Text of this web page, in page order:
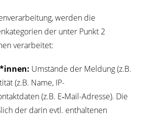
wer­den die
der unter Punkt 2
verarbeitet:
Umstän­de der Mel­dung (z.B.
(z.B. Name, IP-
(z.B. E‑Mail-Adres­se). Die
der dar­in evtl. ent­hal­te­nen